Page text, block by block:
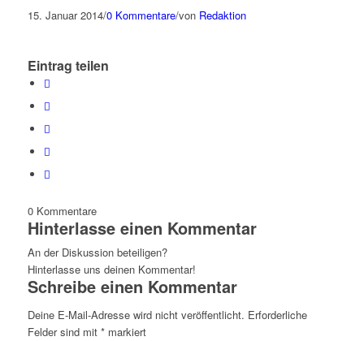
15. Januar 2014/0 Kommentare/von Redaktion
Eintrag teilen
0 Kommentare
Hinterlasse einen Kommentar
An der Diskussion beteiligen?
Hinterlasse uns deinen Kommentar!
Schreibe einen Kommentar
Deine E-Mail-Adresse wird nicht veröffentlicht. Erforderliche
Felder sind mit *markiert